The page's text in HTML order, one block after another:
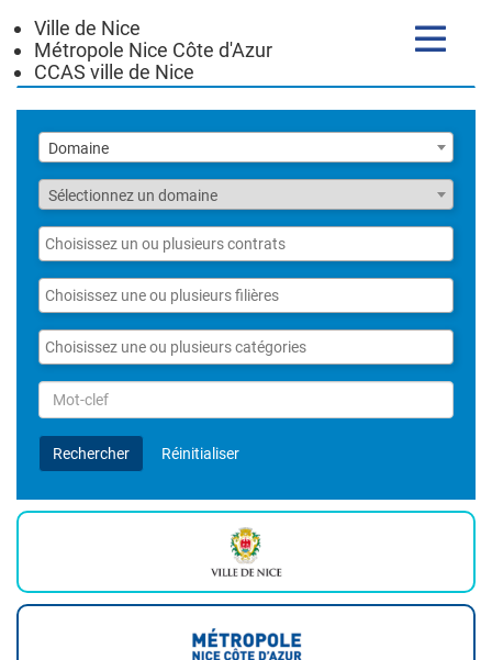
Toggle
Ville de Nice
Métropole Nice Côte d'Azur
CCAS ville de Nice
Liste
des
domaines
Domaine
Fonction
Sélectionnez un domaine
Liste
des
contrats
Liste
des
filières
Liste
des
catégories
Rechercher
par
Mot-
clefRechercher Réinitialiser